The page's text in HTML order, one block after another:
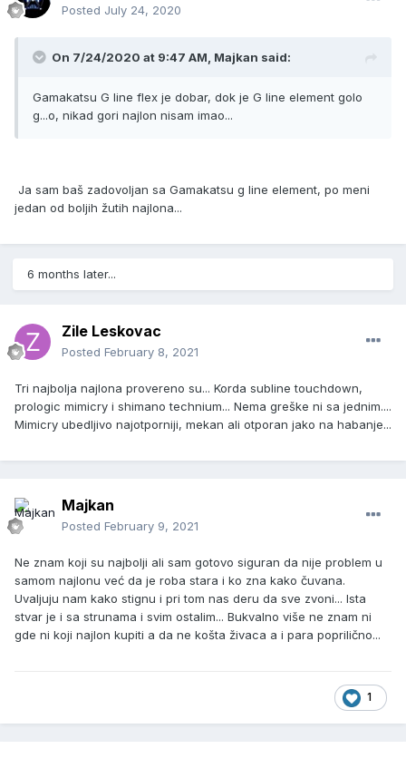
Posted July 24, 2020
On 7/24/2020 at 9:47 AM, Majkan said:
Gamakatsu G line flex je dobar, dok je G line element golo
g...o, nikad gori najlon nisam imao...
Ja sam baš zadovoljan sa Gamakatsu g line element, po meni
jedan od boljih žutih najlona...
6 months later...
Zile Leskovac
Posted February 8, 2021
Tri najbolja najlona provereno su... Korda subline touchdown,
prologic mimicry i shimano technium... Nema greške ni sa jednim....
Mimicry ubedljivo najotporniji, mekan ali otporan jako na habanje...
Majkan
Posted February 9, 2021
Ne znam koji su najbolji ali sam gotovo siguran da nije problem u
samom najlonu već da je roba stara i ko zna kako čuvana.
Uvaljuju nam kako stignu i pri tom nas deru da sve zvoni... Ista
stvar je i sa strunama i svim ostalim... Bukvalno više ne znam ni
gde ni koji najlon kupiti a da ne košta živaca a i para poprilično...
1